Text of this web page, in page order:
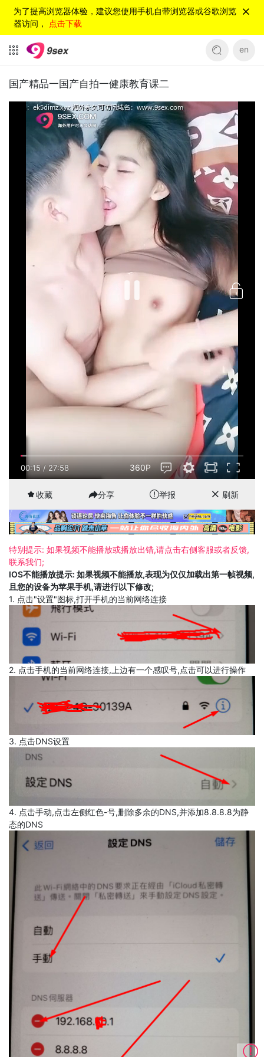
为了提高浏览器体验，建议您使用手机自带浏览器或谷歌浏览
器访问， 点击下载
en
国产精品一国产自拍一健康教育课二
00:15/27:58 360P
收藏 分享 举报 刷新
特别提示: 如果视频不能播放或播放出错,请点击右侧客服或者反馈,
联系我们;
IOS不能播放提示: 如果视频不能播放,表现为仅仅加载出第一帧视频,
且您的设备为苹果手机,请进行以下修改;
1. 点击"设置"图标,打开手机的当前网络连接
2. 点击手机的当前网络连接,上边有一个感叹号,点击可以进行操作
3. 点击DNS设置
4. 点击手动,点击左侧红色-号,删除多余的DNS,并添加8.8.8.8为静
态的DNS